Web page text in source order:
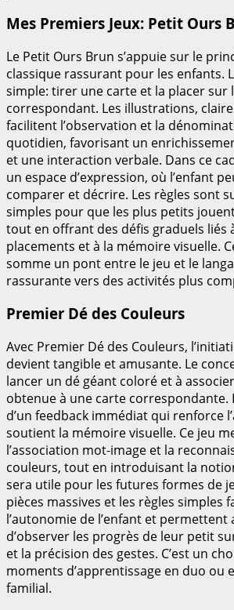
Mes Premiers Jeux: Petit Ours
Le Petit Ours Brun s’appuie sur le
classique rassurant pour les enfants.
simple: tirer une carte et la placer sur
correspondant. Les illustrations,
facilitent l’observation et la
quotidien, favorisant un
et une interaction verbale. Dans ce
un espace d’expression, où l’enfant
comparer et décrire. Les règles sont
simples pour que les plus petits
tout en offrant des défis graduels liés
placements et à la mémoire visuelle.
somme un pont entre le jeu et le
rassurante vers des activités plus
Premier Dé des Couleurs
Avec Premier Dé des Couleurs,
devient tangible et amusante. Le
lancer un dé géant coloré et à
obtenue à une carte correspondante.
d’un feedback immédiat qui renforce
soutient la mémoire visuelle. Ce jeu
l’association mot-image et la
couleurs, tout en introduisant la
sera utile pour les futures formes de
pièces massives et les règles simples
l’autonomie de l’enfant et permettent
d’observer les progrès de leur petit
et la précision des gestes. C’est un
moments d’apprentissage en duo ou
familial.